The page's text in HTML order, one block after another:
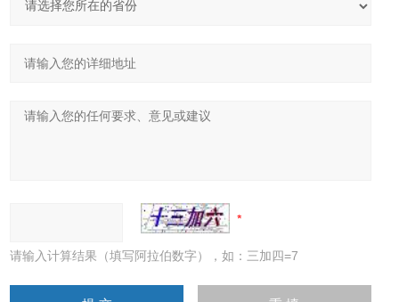
请输入计算结果（填写阿拉伯数字），如：三加四=7